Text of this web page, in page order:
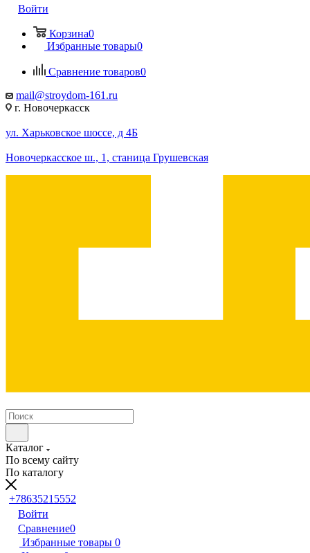
Войти
Корзина0
Избранные товары0
Сравнение товаров0
mail@stroydom-161.ru
г. Новочеркасск
ул. Харьковское шоссе, д 4Б
Новочеркасское ш., 1, станица Грушевская
Каталог
По всему сайту
По каталогу
+78635215552
Войти
Сравнение0
Избранные товары 0